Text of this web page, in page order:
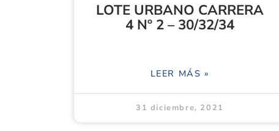
LOTE URBANO CARRERA
4 Nº 2 – 30/32/34
LEER MÁS »
31 diciembre, 2021